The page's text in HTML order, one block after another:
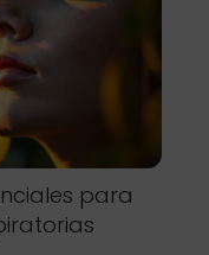
para